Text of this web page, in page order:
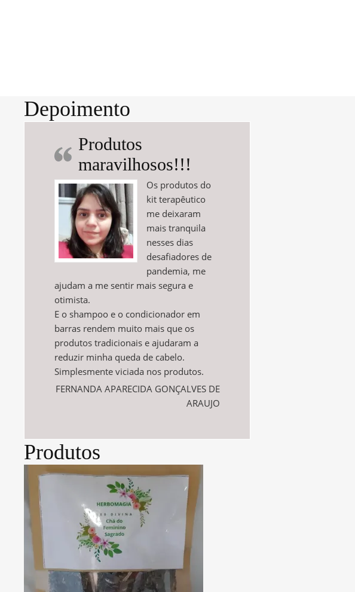
Depoimento
Produtos
maravilhosos!!!
Os produtos do
kit terapêutico
me deixaram
mais tranquila
nesses dias
desafiadores de
pandemia, me
ajudam a me sentir mais segura e
otimista.
E o shampoo e o condicionador em
barras rendem muito mais que os
produtos tradicionais e ajudaram a
reduzir minha queda de cabelo.
Simplesmente viciada nos produtos.
FERNANDA APARECIDA GONÇALVES DE
ARAUJO
Produtos